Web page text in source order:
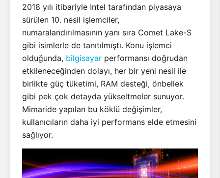
2018 yılı itibariyle Intel tarafından piyasaya
sürülen 10. nesil işlemciler,
numaralandırılmasının yanı sıra Comet Lake-S
gibi isimlerle de tanıtılmıştı. Konu işlemci
olduğunda, bilgisayar performansı doğrudan
etkileneceğinden dolayı, her bir yeni nesil ile
birlikte güç tüketimi, RAM desteği, önbellek
gibi pek çok detayda yükseltmeler sunuyor.
Mimaride yapılan bu köklü değişimler,
kullanıcıların daha iyi performans elde etmesini
sağlıyor.